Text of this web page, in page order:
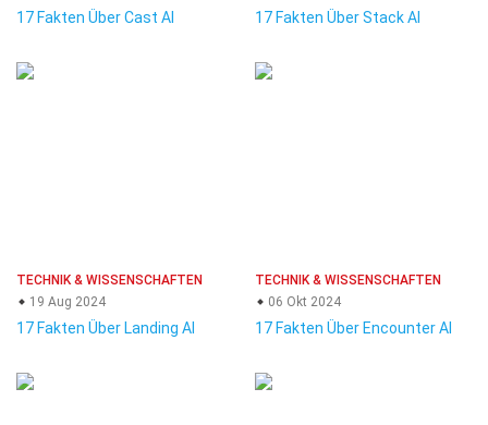
17 Fakten Über Cast AI 17 Fakten Über Stack AI
TECHNIK & WISSENSCHAFTEN
19 Aug 2024
17 Fakten Über Landing AI
TECHNIK & WISSENSCHAFTEN
06 Okt 2024
17 Fakten Über Encounter AI